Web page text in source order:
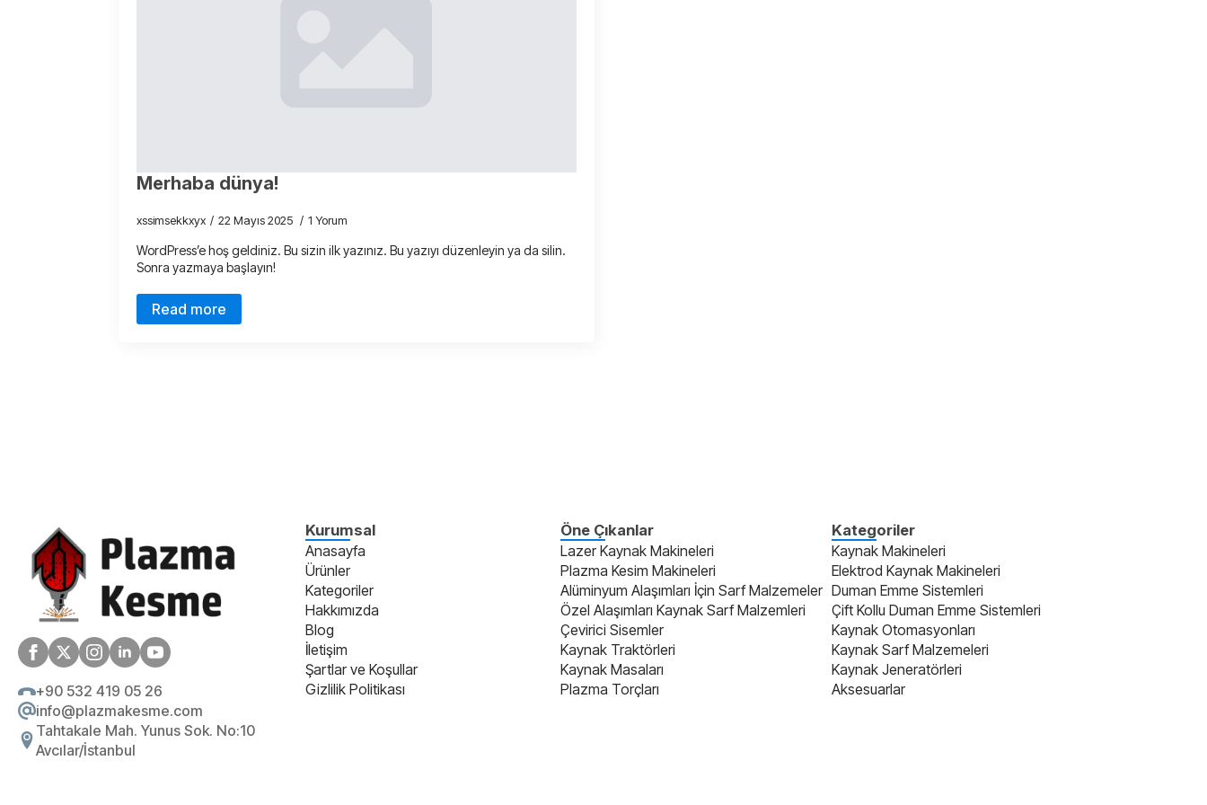
Merhaba dünya!
xssimsekkxyx 22 Mayıs 2025 1 Yorum
WordPress’e hoş geldiniz. Bu sizin ilk yazınız. Bu yazıyı düzenleyin ya da silin.
Sonra yazmaya başlayın!
Read more
+90 532 419 05 26
info@plazmakesme.com
Tahtakale Mah. Yunus Sok. No:10
Avcılar/İstanbul
Kurumsal
Anasayfa
Ürünler
Kategoriler
Hakkımızda
Blog
İletişim
Şartlar ve Koşullar
Gizlilik Politikası
Öne Çıkanlar
Lazer Kaynak Makineleri
Plazma Kesim Makineleri
Alüminyum Alaşımları İçin Sarf Malzemeler
Özel Alaşımları Kaynak Sarf Malzemleri
Çevirici Sisemler
Kaynak Traktörleri
Kaynak Masaları
Plazma Torçları
Kategoriler
Kaynak Makineleri
Elektrod Kaynak Makineleri
Duman Emme Sistemleri
Çift Kollu Duman Emme Sistemleri
Kaynak Otomasyonları
Kaynak Sarf Malzemeleri
Kaynak Jeneratörleri
Aksesuarlar